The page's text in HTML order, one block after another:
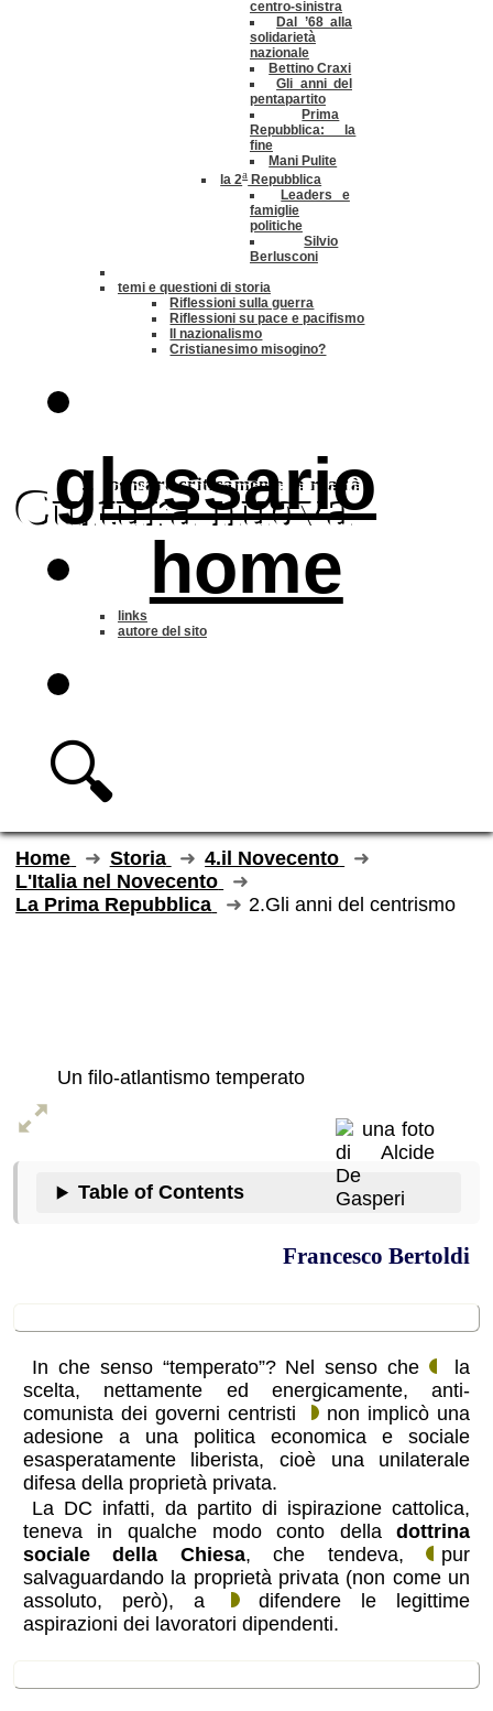
Cultura nuova
pensare criticamente larealtà
centro-sinistra
Dal ’68 alla
solidarietà
nazionale
Bettino Craxi
Gli anni del
pentapartito
Prima
Repubblica: la
fine
Mani Pulite
la 2aRepubblica
Leaders e
famiglie
politiche
Silvio
Berlusconi
temi e questioni di storia
Riflessioni sulla guerra
Riflessioni su pace e pacifismo
Il nazionalismo
Cristianesimo misogino?
glossario
home
links
autore del sito
🔍
Home Storia
4.il Novecento
L'Italia nel Novecento
La Prima Repubblica
2.Gli anni del centrismo
Un filo-atlantismo temperato
Table of Contents
Francesco Bertoldi
In che senso “temperato”? Nel senso che
la
scelta, nettamente ed energicamente, anti-
comunista dei governi centristi
non implicò una
adesione a una politica economica e sociale
esasperatamente liberista, cioè una unilaterale
difesa della proprietà privata.
La DC infatti, da partito di ispirazione cattolica,
teneva in qualche modo conto delladottrina
sociale della Chiesa, che tendeva,
pur
salvaguardando la proprietà privata (non come un
assoluto, però), a
difendere le legittime
aspirazioni dei lavoratori dipendenti.